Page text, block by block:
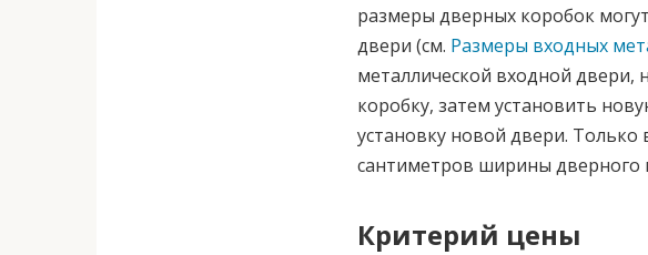
размеры дверных коробок
двери (см. Размеры входных
металлической входной
коробку, затем установить
установку новой двери.
сантиметров ширины дверного
Критерий цены